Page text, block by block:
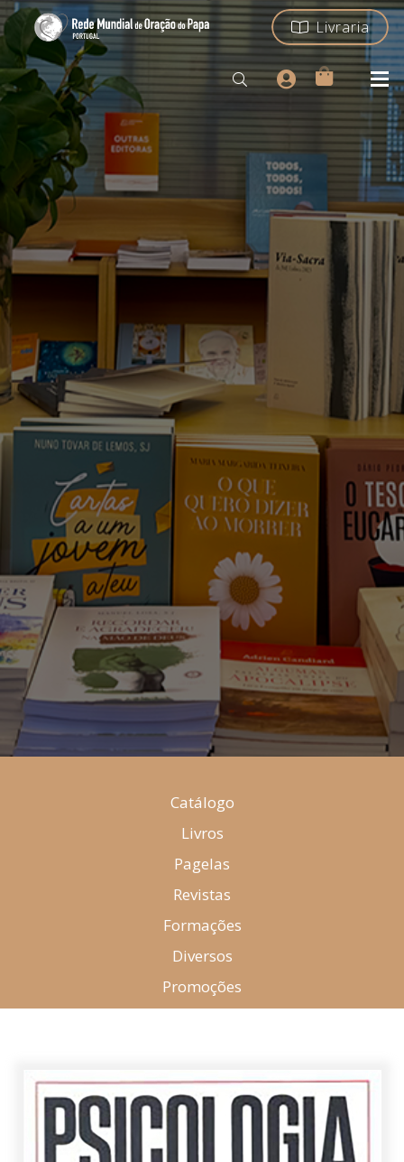
Livraria
Catálogo
Livros
Pagelas
Revistas
Formações
Diversos
Promoções